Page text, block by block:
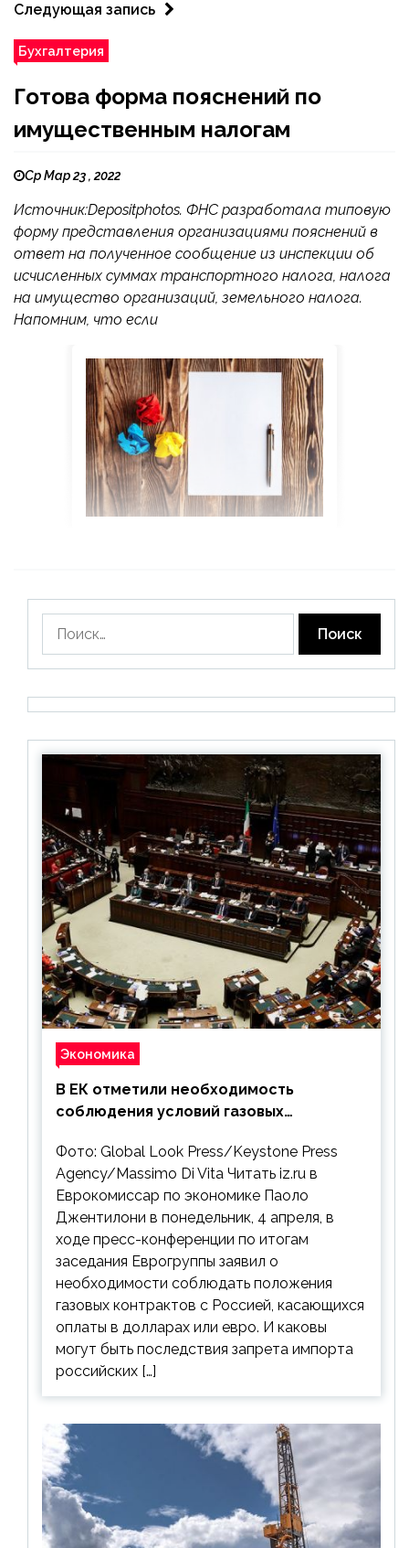
Следующая запись
Бухгалтерия
Готова форма пояснений по
имущественным налогам
Ср Мар 23 , 2022
Источник:Depositphotos. ФНС разработала типовую
форму представления организациями пояснений в
ответ на полученное сообщение из инспекции об
исчисленных суммах транспортного налога, налога
на имущество организаций, земельного налога.
Напомним, что если
Экономика
В ЕК отметили необходимость
соблюдения условий газовых
Фото: Global Look Press/Keystone Press
Agency/Massimo Di Vita Читать iz.ru в
Еврокомиссар по экономике Паоло
Джентилони в понедельник, 4 апреля, в
ходе пресс-конференции по итогам
заседания Еврогруппы заявил о
необходимости соблюдать положения
газовых контрактов с Россией, касающихся
оплаты в долларах или евро. И каковы
могут быть последствия запрета импорта
российских […]